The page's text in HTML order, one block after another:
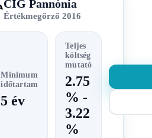
CIG Pannónia
Értékmegőrző 2016
Minimum
időtartam
5 év
Teljes
költség
mutató
2.75
% -
3.22
%